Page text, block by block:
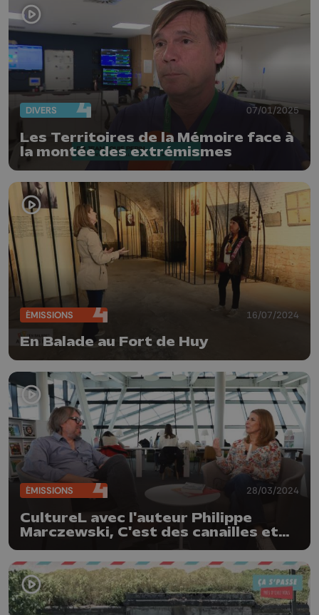
DIVERS 07/01/2025
Les Territoires de la Mémoire face à
la montée des extrémismes
ÉMISSIONS 16/07/2024
En Balade au Fort de Huy
ÉMISSIONS 28/03/2024
CultureL avec l'auteur Philippe
Marczewski, C'est des canailles et
"Ubu Roi" par les Amphigouriques